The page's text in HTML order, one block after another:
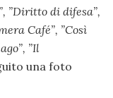
”Diritto di difesa”,
Café”, ”Così
”Il
una foto